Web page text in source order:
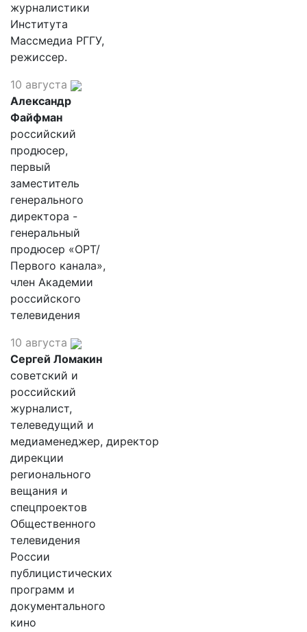
журналистики
Института
Массмедиа РГГУ,
режиссер.
10 августа
Александр
Файфман
российский
продюсер,
первый
заместитель
генерального
директора -
генеральный
продюсер «ОРТ/
Первого канала»,
член Академии
российского
телевидения
10 августа
Сергей Ломакин
советский и
российский
журналист,
телеведущий и
медиаменеджер, директор
дирекции
регионального
вещания и
спецпроектов
Общественного
телевидения
России
публицистических
программ и
документального
кино